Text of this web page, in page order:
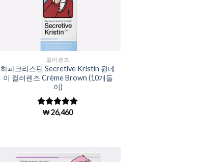
컬러렌즈
하파크리스틴 Secretive Kristin 원데
이 컬러렌즈 Crème Brown (10개들
이)
5 중에서
로 평
₩26,460